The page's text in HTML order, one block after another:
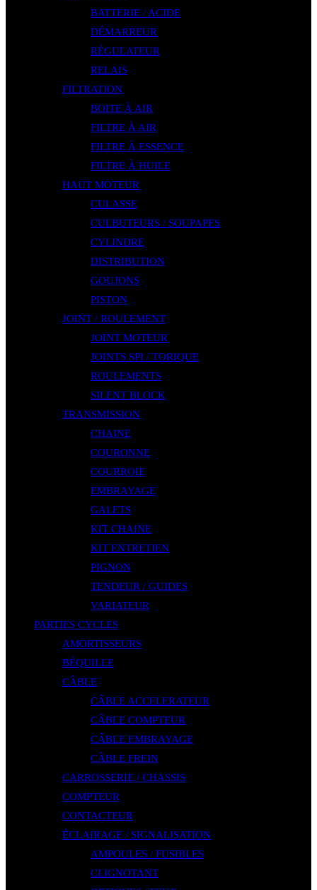
BATTERIE / ACIDE
DÉMARREUR
RÉGULATEUR
RELAIS
FILTRATION
BOITE À AIR
FILTRE À AIR
FILTRE À ESSENCE
FILTRE À HUILE
HAUT MOTEUR
CULASSE
CULBUTEURS / SOUPAPES
CYLINDRE
DISTRIBUTION
GOUJONS
PISTON
JOINT / ROULEMENT
JOINT MOTEUR
JOINTS SPI / TORIQUE
ROULEMENTS
SILENT BLOCK
TRANSMISSION
CHAINE
COURONNE
COURROIE
EMBRAYAGE
GALETS
KIT CHAINE
KIT ENTRETIEN
PIGNON
TENDEUR / GUIDES
VARIATEUR
PARTIES CYCLES
AMORTISSEURS
BÉQUILLE
CÂBLE
CÂBLE ACCELERATEUR
CÂBLE COMPTEUR
CÂBLE EMBRAYAGE
CÂBLE FREIN
CARROSSERIE / CHASSIS
COMPTEUR
CONTACTEUR
ÉCLAIRAGE / SIGNALISATION
AMPOULES / FUSIBLES
CLIGNOTANT